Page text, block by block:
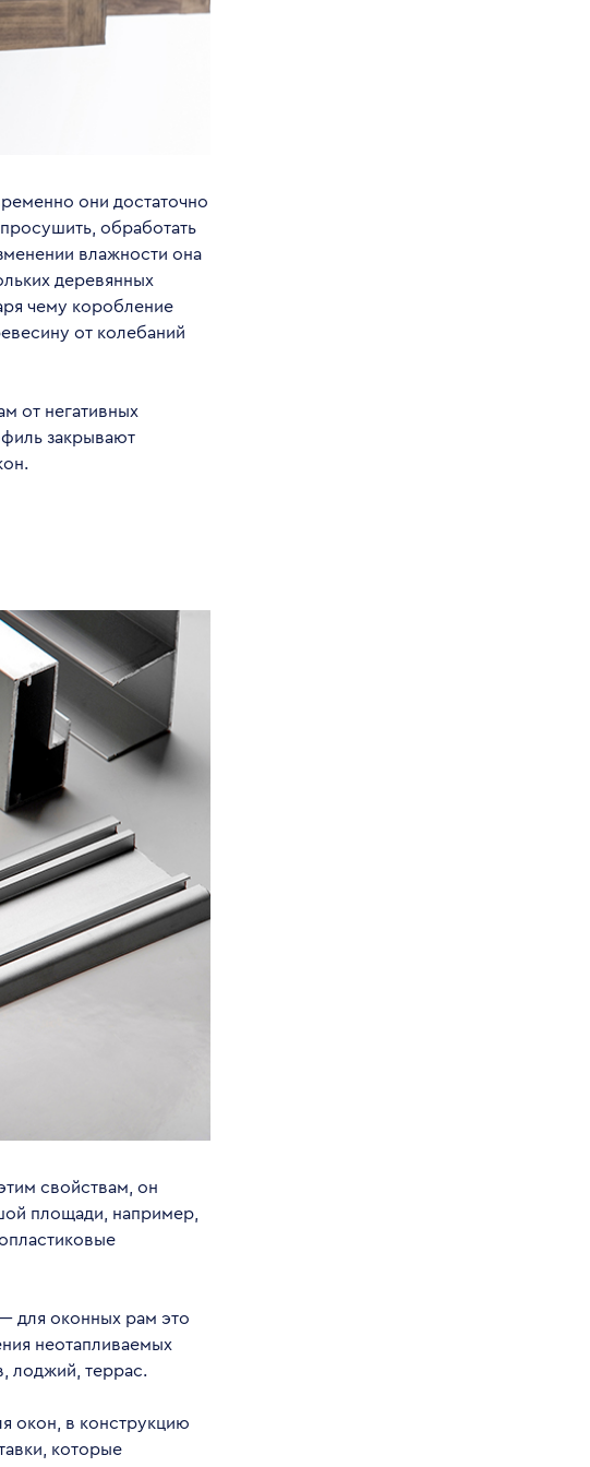
они достаточно
обработать
влажности она
деревянных
чему коробление
от колебаний
от негативных
закрывают
свойствам, он
площади, например,
для оконных рам это
неотапливаемых
лоджий, террас.
окон, в конструкцию
которые